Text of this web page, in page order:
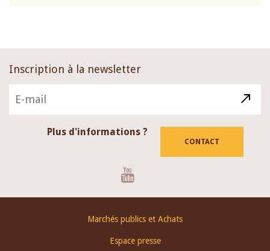
Inscription à la newsletter
Plus d'informations ?
CONTACT
Marchés publics et Achats
Espace presse